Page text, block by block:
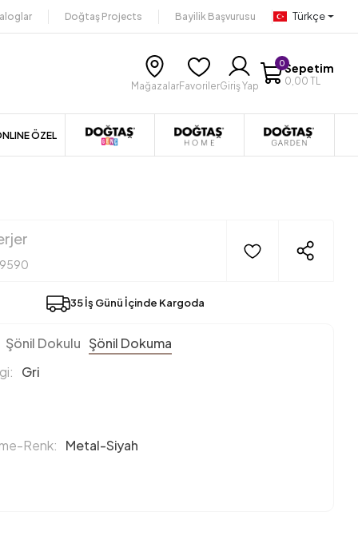
Doğtaş Projects Bayilik Başvurusu Türkçe
MağazalarFavorilerGiriş Yap
0Sepetim
0,00 TL
ÖZEL
35 İş Günü İçinde Kargoda
Şönil Dokulu Şönil Dokuma
Gri
Renk: Metal-Siyah